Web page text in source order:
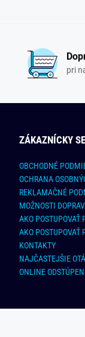
pri
ZÁKAZNÍCKY
OBCHODNÉ
OCHRANA
REKLAMAČNÉ
MOŽNOSTI
AKO POSTUPOVAŤ
AKO POSTUPOVAŤ
KONTAKTY
NAJČASTEJŠIE
ONLINE